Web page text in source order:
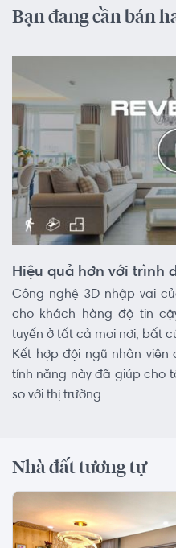
Bạn đang cần bán
Hiệu quả hơn với trình
Công nghệ 3D nhập vai
cho khách hàng độ tin
tuyến ở tất cả mọi nơi, bất
Kết hợp đội ngũ nhân viên
tính năng này đã giúp cho
so với thị trường.
Nhà đất tương tự